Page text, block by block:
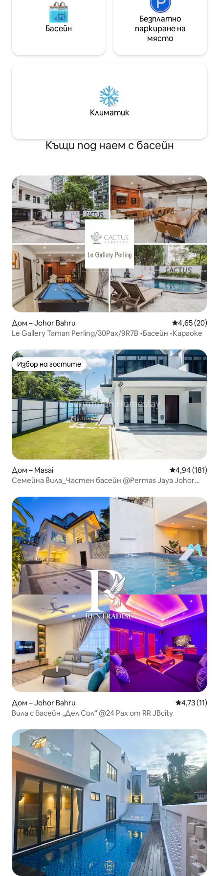
Басейн
Безплатно
паркиране на
място
Климатик
Къщи под наем с басейн
Дом – Johor Bahru Средна
4,65 (20)
Le Gallery Taman Perling/30Pax/9R7B •Басейн •Караоке
Избор на гостите
Избор на гостите
Дом – Masai Средна
4,94 (181)
Семейна вила_Частен басейн @Permas Jaya Johor
Дом – Johor Bahru Средна
4,73 (11)
Вила с басейн „Дел Сол“ @24 Pax от RR JBcity